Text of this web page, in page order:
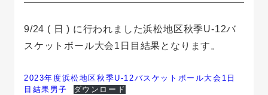
9/24 ( 日 ) に行われました浜松地区秋季U-12バ
スケットボール大会1日目結果となります。
2023年度浜松地区秋季U-12バスケットボール大会1日
目結果男子
ダウンロード